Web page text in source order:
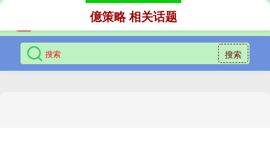
搜索
億策略 相关话题